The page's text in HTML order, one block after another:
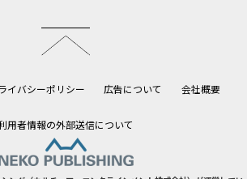
イバシーポリシー 広告について 会社概要
用者情報の外部送信について